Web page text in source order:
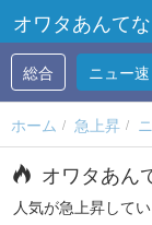
オワタあんてな
総合 ニュー速
ホーム 急上昇
オワタあん
人気が急上昇して